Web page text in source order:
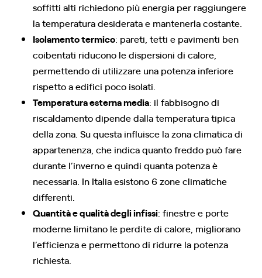
soffitti alti richiedono più energia per raggiungere
la temperatura desiderata e mantenerla costante.
Isolamento termico: pareti, tetti e pavimenti ben
coibentati riducono le dispersioni di calore,
permettendo di utilizzare una potenza inferiore
rispetto a edifici poco isolati.
Temperatura esterna media: il fabbisogno di
riscaldamento dipende dalla temperatura tipica
della zona. Su questa influisce la zona climatica di
appartenenza, che indica quanto freddo può fare
durante l’inverno e quindi quanta potenza è
necessaria. In Italia esistono 6 zone climatiche
differenti.
Quantità e qualità degli infissi: finestre e porte
moderne limitano le perdite di calore, migliorano
l’efficienza e permettono di ridurre la potenza
richiesta.